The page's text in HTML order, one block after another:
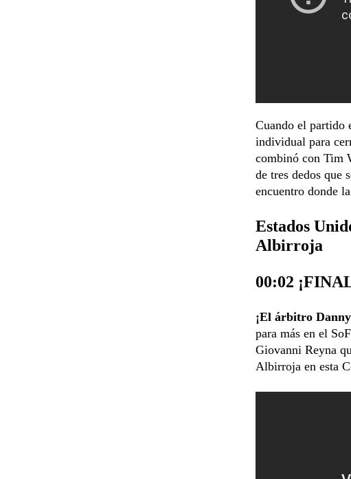
Cuando el partido
individual para
combinó con Tim
de tres dedos que
encuentro donde
Estados
Albirroja
00:02
¡El árbitro
para más en el
Giovanni Reyna
Albirroja en esta